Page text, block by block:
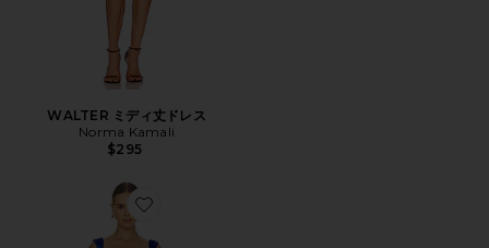
WALTER ミディ丈ドレス
Norma Kamali
$295
Favorite HAVANA ミニドレス